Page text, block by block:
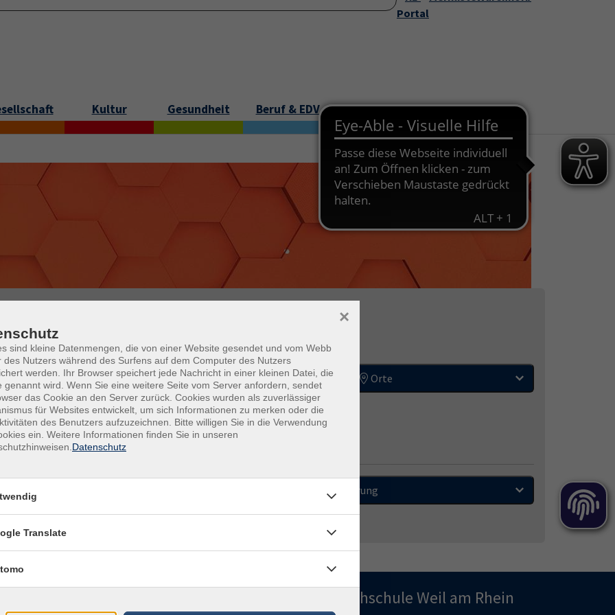
Startseite Über uns
Portal
Kultur Gesundheit Beruf & EDV Junge VHS
Tageszeiten Orte
Sortierung
Volkshochschule Weil am Rhein
sind kleine Datenmengen, die von einer Website gesendet und vom Webb
des Nutzers während des Surfens auf dem Computer des Nutzers
werden. Ihr Browser speichert jede Nachricht in einer kleinen Datei, die
genannt wird. Wenn Sie eine weitere Seite vom Server anfordern, sendet
das Cookie an den Server zurück. Cookies wurden als zuverlässiger
für Websites entwickelt, um sich Informationen zu merken oder die
des Benutzers aufzuzeichnen. Bitte willigen Sie in die Verwendung
ein. Weitere Informationen finden Sie in unseren
Datenschutz
×
Translate